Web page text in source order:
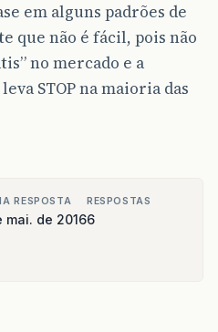
em alguns padrões de
que não é fácil, pois não
no mercado e a
STOP na maioria das
RESPOSTA
mai. de 2016
RESPOSTAS
6